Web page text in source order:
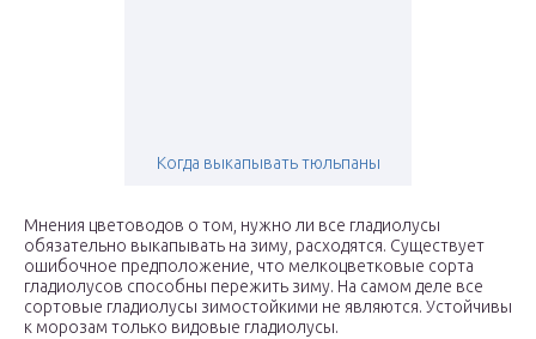
Когда выкапывать тюльпаны
Мнения цветоводов о том, нужно ли все гладиолусы
обязательно выкапывать на зиму, расходятся. Существует
ошибочное предположение, что мелкоцветковые сорта
гладиолусов способны пережить зиму. На самом деле все
сортовые гладиолусы зимостойкими не являются. Устойчивы
к морозам только видовые гладиолусы.